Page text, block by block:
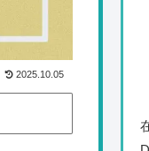
2025.10.05